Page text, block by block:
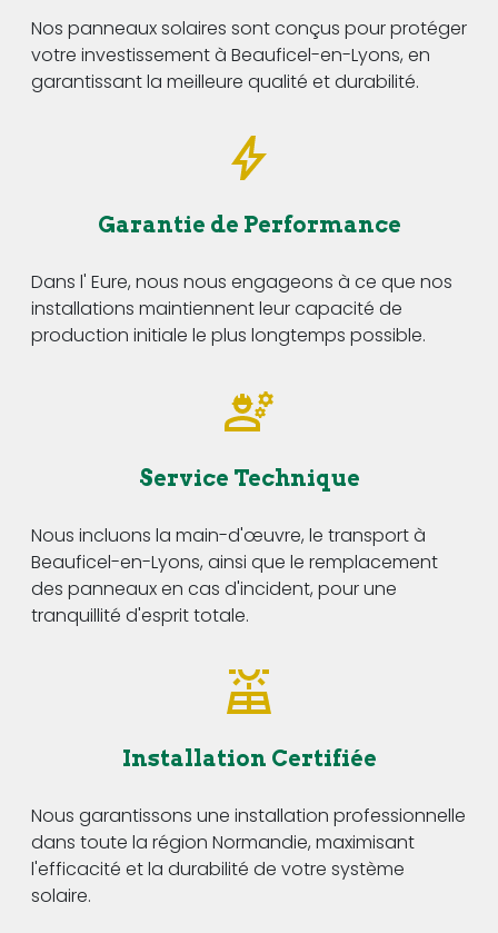
Nos panneaux solaires sont conçus pour protéger
votre investissement à Beauficel-en-Lyons, en
garantissant la meilleure qualité et durabilité.
Garantie de Performance
Dans l' Eure, nous nous engageons à ce que nos
installations maintiennent leur capacité de
production initiale le plus longtemps possible.
Service Technique
Nous incluons la main-d'œuvre, le transport à
Beauficel-en-Lyons, ainsi que le remplacement
des panneaux en cas d'incident, pour une
tranquillité d'esprit totale.
Installation Certifiée
Nous garantissons une installation professionnelle
dans toute la région Normandie, maximisant
l'efficacité et la durabilité de votre système
solaire.